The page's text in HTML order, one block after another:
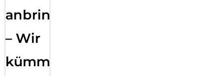
anbringen
– Wir
kümmern